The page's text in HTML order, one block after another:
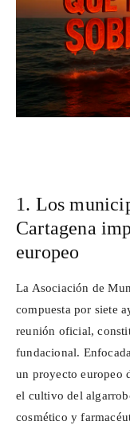
1. Los
Cartagena
europeo
La Asociación de
compuesta por siete
reunión oficial,
fundacional.
un proyecto europeo
el cultivo del
cosmético y